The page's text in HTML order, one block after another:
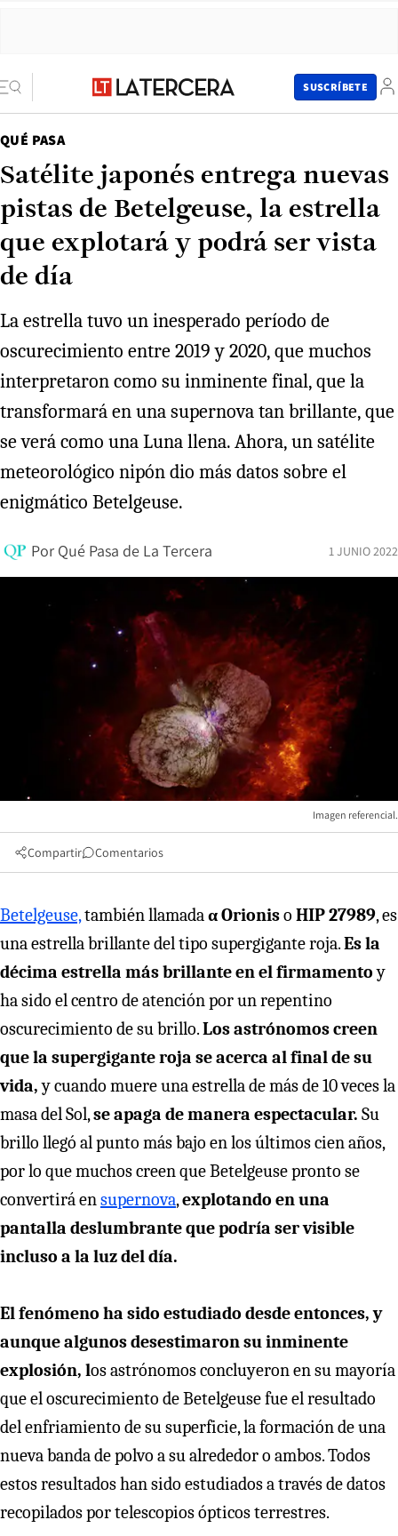
SUSCRÍBETE
QUÉ PASA
Satélite japonés entrega nuevas
pistas de Betelgeuse, la estrella
que explotará y podrá ser vista
de día
La estrella tuvo un inesperado período de
oscurecimiento entre 2019 y 2020, que muchos
interpretaron como su inminente final, que la
transformará en una supernova tan brillante, que
se verá como una Luna llena. Ahora, un satélite
meteorológico nipón dio más datos sobre el
enigmático Betelgeuse.
Por Qué Pasa de La Tercera 1 JUNIO 2022
Imagen referencial.
Compartir Comentarios
Betelgeuse,también llamadaα Orioniso HIP 27989, es
una estrella brillante del tipo supergigante roja.Es la
décima estrella más brillante en el firmamentoy
ha sido el centro de atención por un repentino
oscurecimiento de su brillo.Los astrónomos creen
que la supergigante roja se acerca al final de su
vida,y cuando muere una estrella de más de 10 veces la
masa del Sol,se apaga de manera espectacular. Su
brillo llegó al punto más bajo en los últimos cien años,
por lo que muchos creen que Betelgeuse pronto se
convertirá ensupernova,explotando en una
pantalla deslumbrante que podría ser visible
incluso a la luz del día.
El fenómeno ha sido estudiado desde entonces, y
aunque algunos desestimaron su inminente
explosión, los astrónomos concluyeron en su mayoría
que el oscurecimiento de Betelgeuse fue el resultado
del enfriamiento de su superficie, la formación de una
nueva banda de polvo a su alrededor o ambos. Todos
estos resultados han sido estudiados a través de datos
recopilados por telescopios ópticos terrestres.